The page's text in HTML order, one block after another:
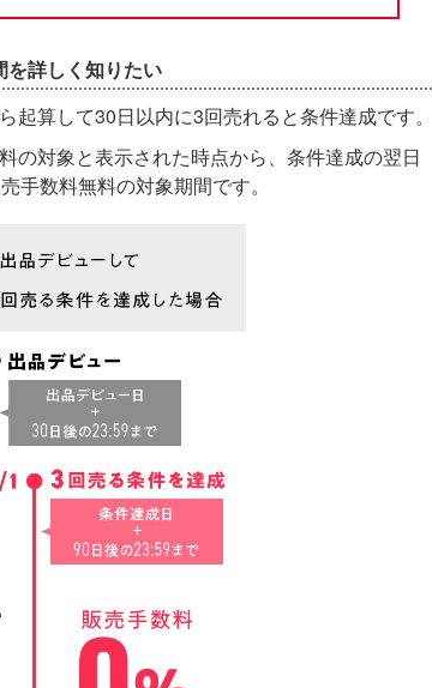
を詳しく知りたい
起算して30日以内に3回売れると条件達成です。
の対象と表示された時点から、条件達成の翌日
手数料無料の対象期間です。